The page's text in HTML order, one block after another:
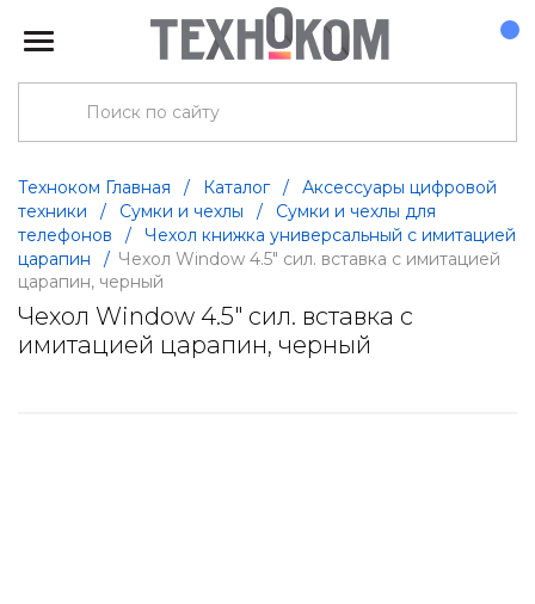
Техноком Главная / Каталог /
Аксессуары цифровой
техники
/ Сумки и чехлы /
Сумки и чехлы для
телефонов
/
Чехол книжка универсальный с имитацией
царапин
/ Чехол Window 4.5" сил. вставка с имитацией
царапин, черный
Чехол Window 4.5" сил. вставка с
имитацией царапин, черный